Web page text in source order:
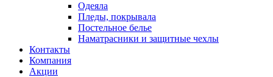
Одеяла
Пледы, покрывала
Постельное белье
Наматрасники и защитные чехлы
Контакты
Компания
Акции